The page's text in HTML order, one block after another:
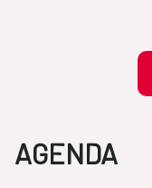
AGENDA